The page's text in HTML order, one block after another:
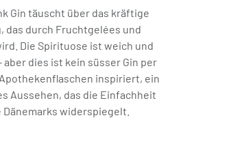
Gin täuscht über das kräftige
das durch Fruchtgelées und
Die Spirituose ist weich und
dies ist kein süsser Gin per
inspiriert, ein
Aussehen, das die Einfachheit
widerspiegelt.